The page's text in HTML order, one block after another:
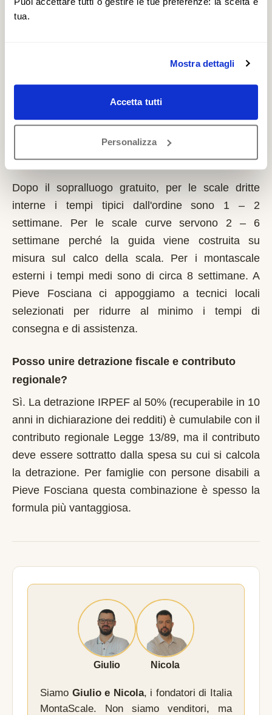
tua.
Mostra dettagli
Accetta tutti
Personalizza
regioni con fondi più costanti; graduatorie
residenza e la domanda va presentata sempre
residenti a Pieve Fosciana con limitazioni motorie
Quanto tempo serve per installare un
Dopo il sopralluogo gratuito, per le scale dritte
interne i tempi tipici dall'ordine sono 1 – 2
settimane. Per le scale curve servono 2 – 6
settimane perché la guida viene costruita su
misura sul calco della scala. Per i montascale
esterni i tempi medi sono di circa 8 settimane. A
Pieve Fosciana ci appoggiamo a tecnici locali
selezionati per ridurre al minimo i tempi di
consegna e di assistenza.
Posso unire detrazione fiscale e contributo
regionale?
Sì. La detrazione IRPEF al 50% (recuperabile in 10
anni in dichiarazione dei redditi) è cumulabile con il
contributo regionale Legge 13/89, ma il contributo
deve essere sottratto dalla spesa su cui si calcola
la detrazione. Per famiglie con persone disabili a
Pieve Fosciana questa combinazione è spesso la
formula più vantaggiosa.
Giulio Nicola
Siamo Giulio e Nicola, i fondatori di Italia
MontaScale. Non siamo venditori, ma